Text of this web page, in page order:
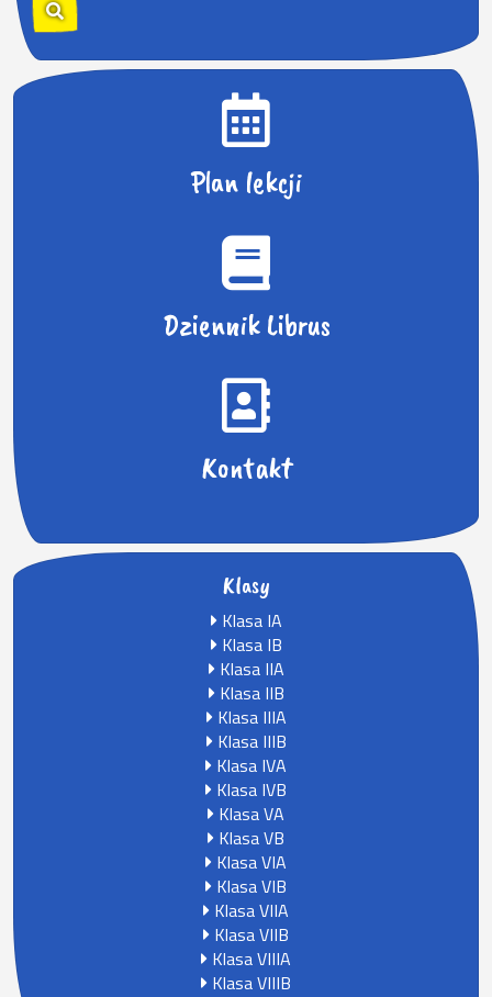
k
a
j
:
Plan lekcji
Dziennik Librus
Kontakt
Klasy
Klasa IA
Klasa IB
Klasa IIA
Klasa IIB
Klasa IIIA
Klasa IIIB
Klasa IVA
Klasa IVB
Klasa VA
Klasa VB
Klasa VIA
Klasa VIB
Klasa VIIA
Klasa VIIB
Klasa VIIIA
Klasa VIIIB